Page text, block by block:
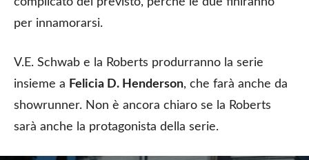
per innamorarsi.
V.E. Schwab e la Roberts produrranno la serie
insieme a Felicia D. Henderson, che farà anche da
showrunner. Non è ancora chiaro se la Roberts
sarà anche la protagonista della serie.